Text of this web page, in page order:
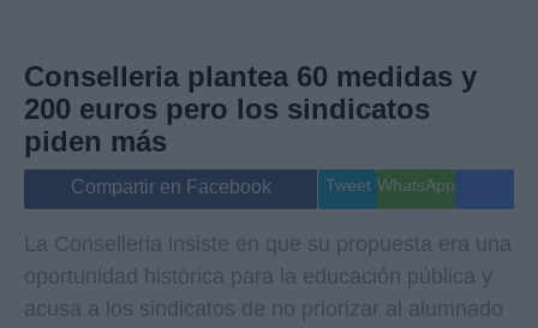
Internacional
Viajes
Gente
Musica
Conselleria plantea 60 medidas y
200 euros pero los sindicatos
piden más
Compartir en Facebook Tweet WhatsApp
La Conselleria insiste en que su propuesta era una
oportunidad histórica para la educación pública y
acusa a los sindicatos de no priorizar al alumnado